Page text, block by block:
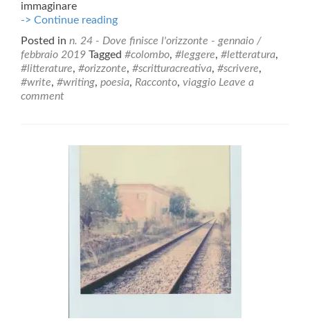
immaginare
-> Continue readingLa
Sottile
Posted in n. 24 - Dove finisce l'orizzonte - gennaio /
febbraio 2019 Tagged #colombo, #leggere, #letteratura,
#litterature, #orizzonte, #scritturacreativa, #scrivere,
#write, #writing, poesia, Racconto, viaggio Leave a
comment